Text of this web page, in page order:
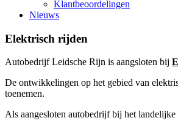
Klantbeoordelingen
Nieuws
Elektrisch rijden
Autobedrijf Leidsche Rijn is aangsloten bij
De ontwikkelingen op het gebied van
toenemen.
Als aangesloten autobedrijf bij het